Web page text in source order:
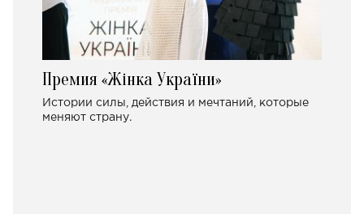
Премия «Жінка України»
Истории силы, действия и мечтаний, которые
меняют страну.